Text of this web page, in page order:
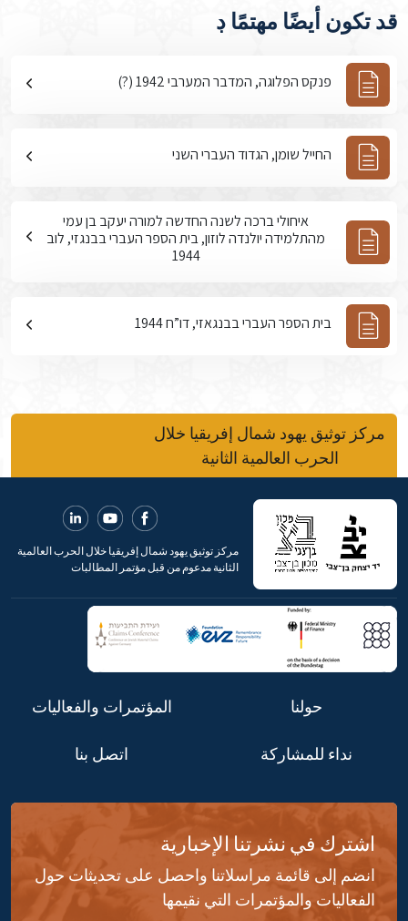
قد تكون أيضًا مهتمًا ڊ
פנקס הפלוגה, המדבר המערבי 1942 (?)
החייל שומן, הגדוד העברי השני
איחולי ברכה לשנה החדשה למורה יעקב בן עמי
מהתלמידה יולנדה לוזון, בית הספר העברי בבנגזי, לוב
1944
בית הספר העברי בבנגאזי, דו”ח 1944
مركز توثيق يهود شمال إفريقيا خلال
الحرب العالمية الثانية
مركز توثيق يهود شمال إفريقيا خلال الحرب العالمية
الثانية مدعوم من قبل مؤتمر المطالبات
حولنا المؤتمرات والفعاليات
نداء للمشاركة اتصل بنا
اشترك في نشرتنا الإخبارية
انضم إلى قائمة مراسلاتنا واحصل على تحديثات حول
الفعاليات والمؤتمرات التي نقيمها